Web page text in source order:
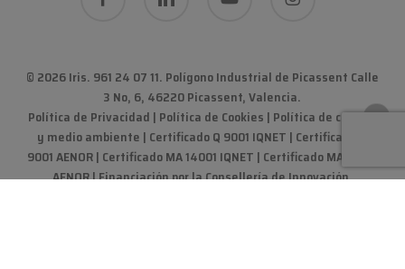
© 2026 Iris. 961 24 07 11. Polígono Industrial de Picassent Calle
3 No, 6, 46220 Picassent, Valencia.
Política de Privacidad | Política de Cookies | Política de calidad
y medio ambiente | Certificado Q 9001 IQNET | Certificado Q
9001 AENOR | Certificado MA 14001 IQNET | Certificado MA 14001
AENOR|Financiación por la Consellería de Innovación,